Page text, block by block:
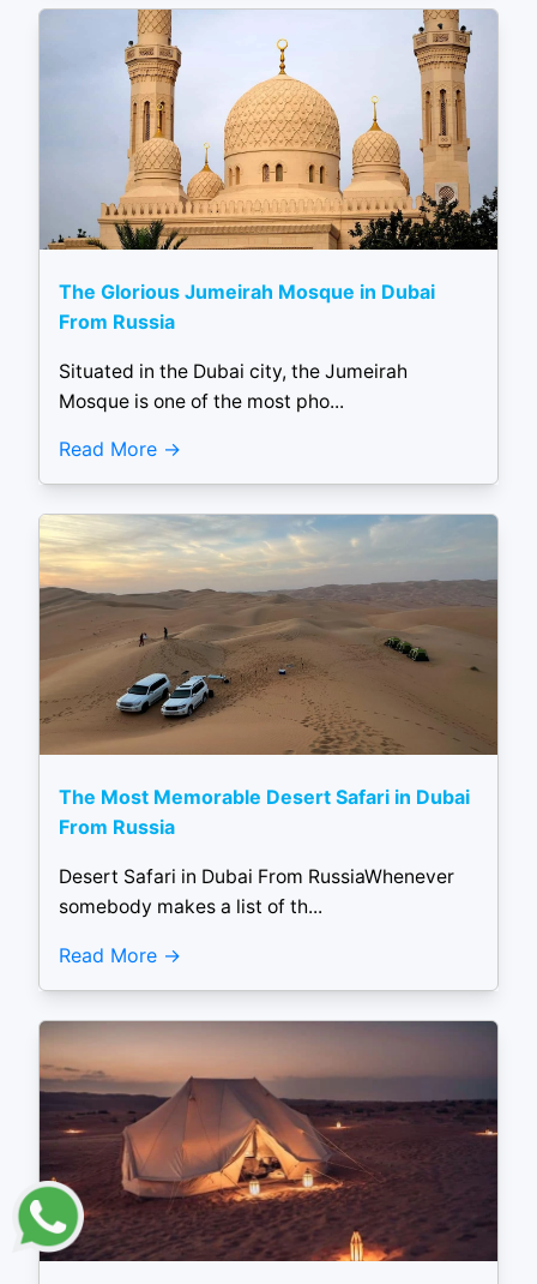
The Glorious Jumeirah Mosque in Dubai
From Russia
Situated in the Dubai city, the Jumeirah
Mosque is one of the most pho...
Read More
The Most Memorable Desert Safari in Dubai
From Russia
Desert Safari in Dubai From RussiaWhenever
somebody makes a list of th...
Read More